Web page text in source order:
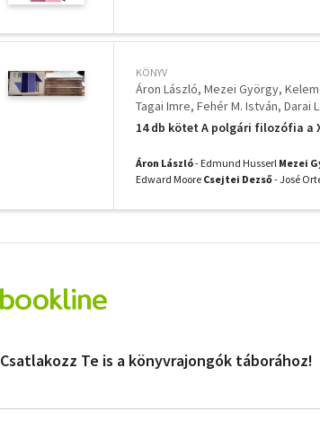
KÖNYV
Áron László Mezei György
Tagai Imre Fehér M. István Darai
Forrai Gábor
Balogh Tibor
14 db kötet A polgári filozófia a
Áron László- Edmund Husserl Mezei
Edward Moore Csejtei Dezső- José
Csatlakozz Te is a könyvrajongók táborához!